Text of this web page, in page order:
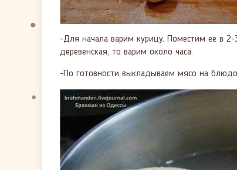
-Для начала варим курицу. Поместим ее в
деревенская, то варим около часа.
-По готовности выкладываем мясо на